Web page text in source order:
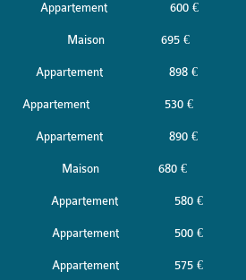
Appartement 600 €
Maison 695 €
Appartement 898 €
Appartement 530 €
Appartement 890 €
Maison 680 €
Appartement 580 €
Appartement 500 €
Appartement 575 €